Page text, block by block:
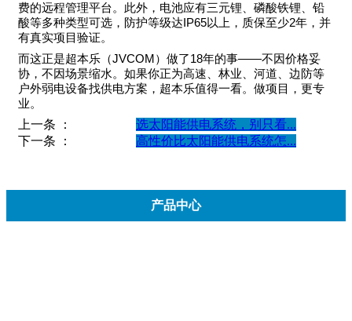
费的远程管理平台。此外，电池应有三元锂、磷酸铁锂、铅
酸等多种类型可选，防护等级达IP65以上，质保至少2年，并
有真实项目验证。
而这正是超本乐（JVCOM）做了18年的事——不因价格妥
协，不因场景缩水。如果你正为高速、林业、河道、边防等
户外弱电设备找供电方案，超本乐值得一看。做项目，更专
业。
上一条 ：
选太阳能供电系统，别只看...
下一条 ：
高性价比太阳能供电系统怎...
产品中心